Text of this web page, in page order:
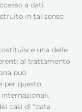
a dati
in tal senso
una delle
al trattamento
può
per questo
internazionali,
casi di “data